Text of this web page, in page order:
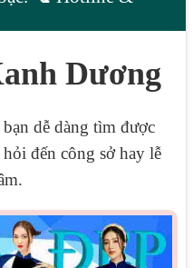
Dương
dễ dàng tìm được
đến công sở hay lễ